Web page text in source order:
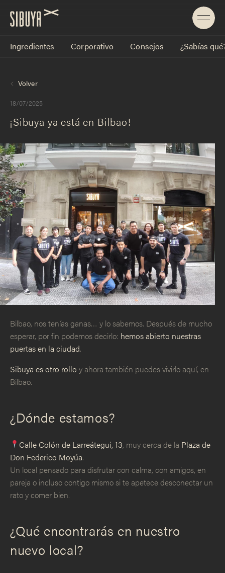
Ingredientes Corporativo Consejos ¿Sabías
18/07/2025
Volver
¡Sibuya ya está en Bilbao!
Bilbao, nos tenías ganas… y lo sabemos. Después de mucho
esperar, por fin podemos decirlo: hemos abierto nuestras
puertas en la ciudad.
Sibuya es otro rollo y ahora también puedes vivirlo aquí, en
Bilbao.
¿Dónde estamos?
Calle Colón de Larreátegui, 13, muy cerca de la Plaza de
Don Federico Moyúa.
Un local pensado para disfrutar con calma, con amigos, en
pareja o incluso contigo mismo si te apetece desconectar un
rato y comer bien.
¿Qué encontrarás en nuestro
nuevo local?